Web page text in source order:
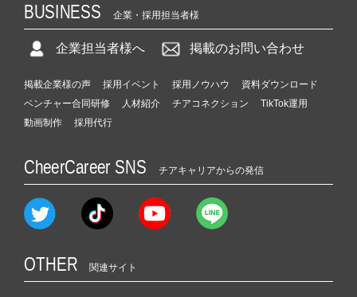
BUSINESS 企業・採用担当者様
企業担当者様へ 掲載のお問い合わせ
掲載企業様の声 採用イベント 採用ノウハウ
資料ダウンロード
ベンチャー合同研修
人材紹介 チアコネクション
TikTok運用
動画制作
採用代行
CheerCareer SNS チアキャリアからの発信
OTHER 関連サイト